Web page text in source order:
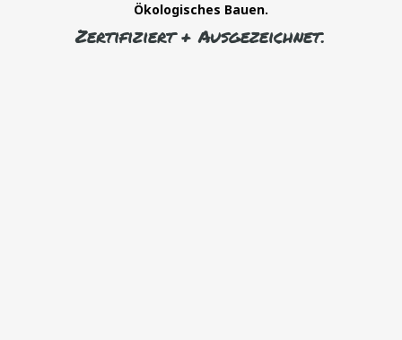
Ökologisches Bauen.
Zertifiziert + Ausgezeichnet.